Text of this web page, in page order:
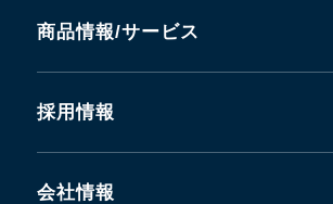
商品情報/サービス
採用情報
会社情報